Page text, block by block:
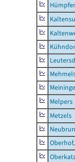
Melpers
Metzels